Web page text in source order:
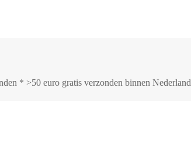
* >50 euro gratis verzonden binnen Nederland